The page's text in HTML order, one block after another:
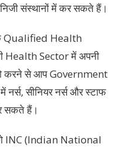
संस्थानों में कर सकते हैं।
Qualified Health
Health Sector में अपनी
करने से आप Government
नर्स, सीनियर नर्स और स्टाफ
सकते हैं।
INC (Indian National